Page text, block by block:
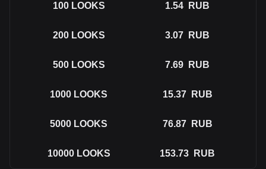
100 LOOKS 1.54 RUB
200 LOOKS 3.07 RUB
500 LOOKS 7.69 RUB
1000 LOOKS 15.37 RUB
5000 LOOKS 76.87 RUB
10000 LOOKS 153.73 RUB